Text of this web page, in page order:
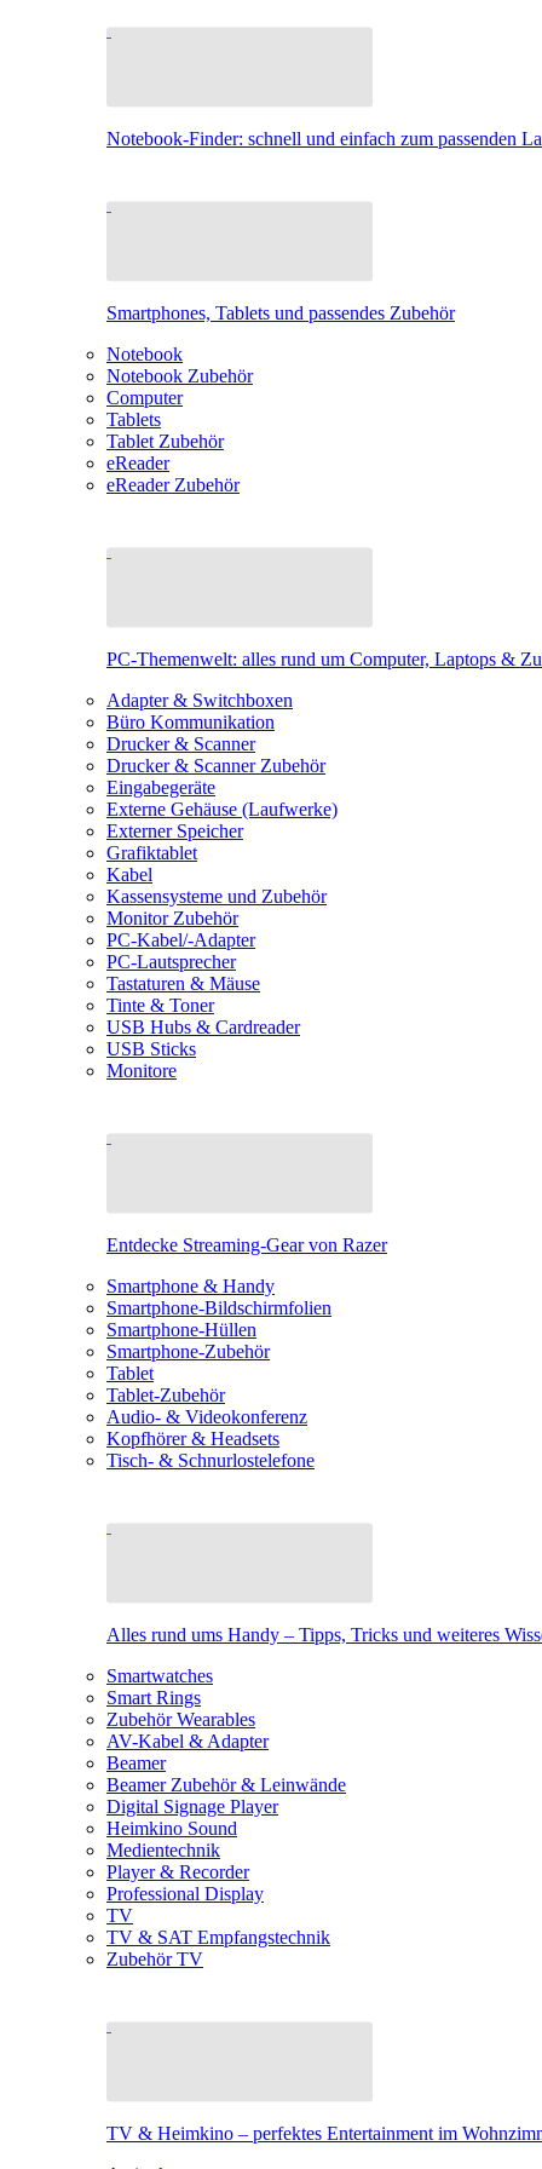
Notebook-Finder: schnell und einfach zum passenden
Smartphones, Tablets und passendes Zubehör
Notebook
Notebook Zubehör
Computer
Tablets
Tablet Zubehör
eReader
eReader Zubehör
PC-Themenwelt: alles rund um Computer, Laptops &
Adapter & Switchboxen
Büro Kommunikation
Drucker & Scanner
Drucker & Scanner Zubehör
Eingabegeräte
Externe Gehäuse (Laufwerke)
Externer Speicher
Grafiktablet
Kabel
Kassensysteme und Zubehör
Monitor Zubehör
PC-Kabel/-Adapter
PC-Lautsprecher
Tastaturen & Mäuse
Tinte & Toner
USB Hubs & Cardreader
USB Sticks
Monitore
Entdecke Streaming-Gear von Razer
Smartphone & Handy
Smartphone-Bildschirmfolien
Smartphone-Hüllen
Smartphone-Zubehör
Tablet
Tablet-Zubehör
Audio- & Videokonferenz
Kopfhörer & Headsets
Tisch- & Schnurlostelefone
Alles rund ums Handy – Tipps, Tricks und weiteres
Smartwatches
Smart Rings
Zubehör Wearables
AV-Kabel & Adapter
Beamer
Beamer Zubehör & Leinwände
Digital Signage Player
Heimkino Sound
Medientechnik
Player & Recorder
Professional Display
TV
TV & SAT Empfangstechnik
Zubehör TV
TV & Heimkino – perfektes Entertainment im